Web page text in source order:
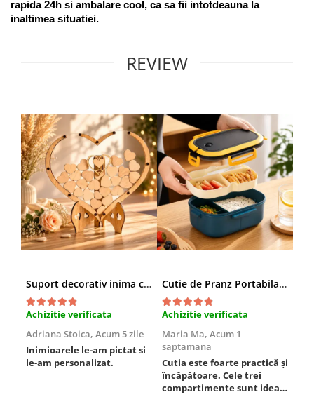
rapida 24h si ambalare cool, ca sa fii intotdeauna la
inaltimea situatiei.
REVIEW
Suport decorativ inima cu mesaje, Cadou cu suflet
Achizitie verificata
Adriana Stoica, Acum 5 zile
Inimioarele le-am pictat si
le-am personalizat.
Cutie de Pranz Portabila cu Compartimente
Achizitie verificata
Maria Ma, Acum 1
saptamana
Cutia este foarte practică și
încăpătoare. Cele trei
compartimente sunt ideale